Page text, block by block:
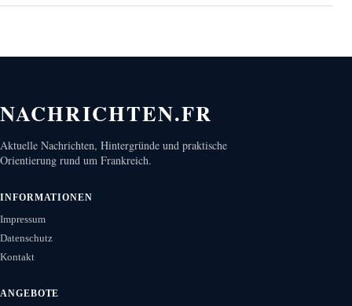
NACHRICHTEN.FR
Aktuelle Nachrichten, Hintergründe und praktische
Orientierung rund um Frankreich.
INFORMATIONEN
Impressum
Datenschutz
Kontakt
ANGEBOTE